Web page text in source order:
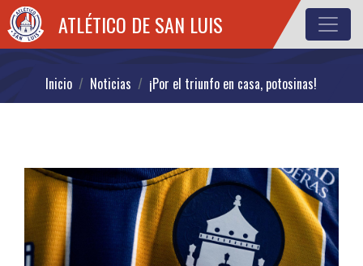
ATLÉTICO DE SAN LUIS
Inicio Noticias ¡Por el triunfo en casa, potosinas!